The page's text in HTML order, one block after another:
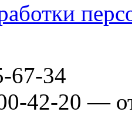
67-34
42-20 —